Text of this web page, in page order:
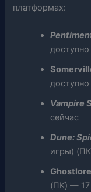
платформах:
доступно
доступно
Vampire
сейчас
Dune:
игры)
Ghostlore
(ПК) — 17